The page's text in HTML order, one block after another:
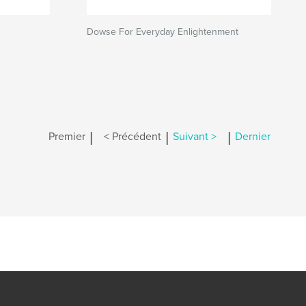
Dowse For Everyday Enlightenment
Premier | < Précédent | Suivant > | Dernier